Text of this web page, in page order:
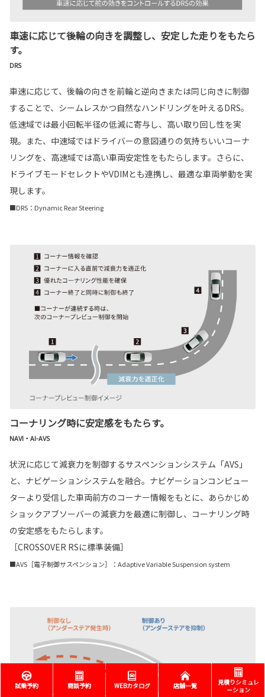
車速に応じて後輪の向きを調整し、安定した走りをもたら
す。
DRS
車速に応じて、後輪の向きを前輪と逆向きまたは同じ向きに制御
することで、シームレスかつ自然なハンドリングを叶えるDRS。
低速域では最小回転半径の低減に寄与し、高い取り回し性を実
現。また、中速域ではドライバーの意図通りの気持ちいいコーナ
リングを、高速域では高い車両安定性をもたらします。さらに、
ドライブモードセレクトやVDIMとも連携し、最適な車両挙動を実
現します。
■DRS：Dynamic Rear Steering
コーナリング時に安定感をもたらす。
NAVI・AI-AVS
状況に応じて減衰力を制御するサスペンションシステム「AVS」
と、ナビゲーションシステムを融合。ナビゲーションコンピュー
ターより受信した車両前方のコーナー情報をもとに、あらかじめ
ショックアブソーバーの減衰力を最適に制御し、コーナリング時
の安定感をもたらします。
［CROSSOVER RSに標準装備］
■AVS［電子制御サスペンション］：Adaptive Variable Suspension system
試乗予約 商談予約 WEBカタログ 店舗一覧
見積りシミュレ
ーション